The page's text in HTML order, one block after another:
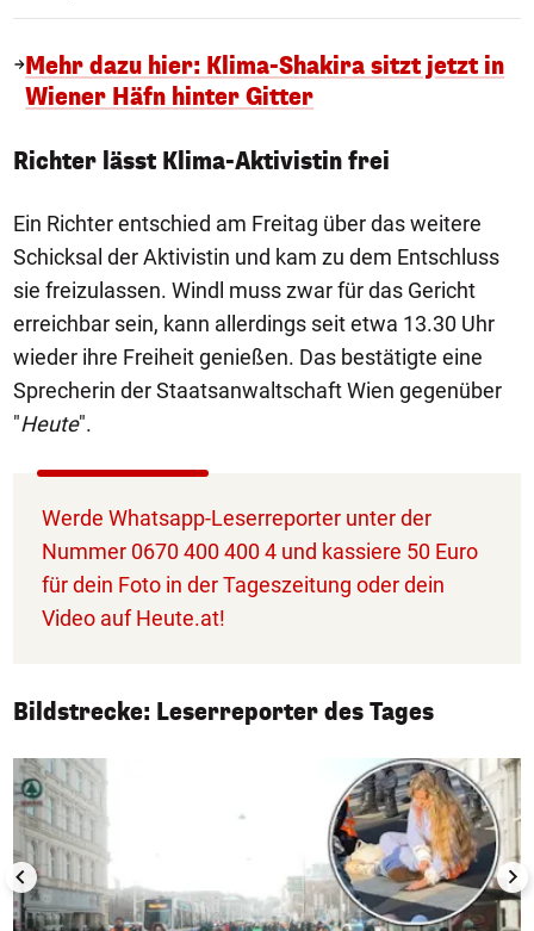
Mehr dazu hier: Klima-Shakira sitzt jetzt in
Wiener Häfn hinter Gitter
Richter lässt Klima-Aktivistin frei
Ein Richter entschied am Freitag über das weitere
Schicksal der Aktivistin und kam zu dem Entschluss
sie freizulassen. Windl muss zwar für das Gericht
erreichbar sein, kann allerdings seit etwa 13.30 Uhr
wieder ihre Freiheit genießen. Das bestätigte eine
Sprecherin der Staatsanwaltschaft Wien gegenüber
"Heute".
Werde Whatsapp-Leserreporter unter der
Nummer 0670 400 400 4 und kassiere 50 Euro
für dein Foto in der Tageszeitung oder dein
Video auf Heute.at!
Bildstrecke: Leserreporter des Tages
1/50